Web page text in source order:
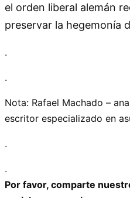
el orden liberal alemán
preservar la hegemonía
.
.
Nota: Rafael Machado –
escritor especializado en
.
.
Por favor, comparte